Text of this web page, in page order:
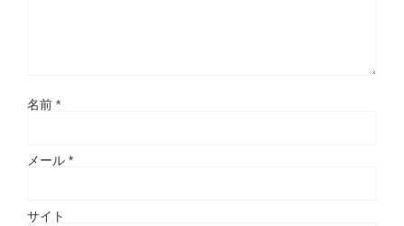
名前 *
メール *
サイト